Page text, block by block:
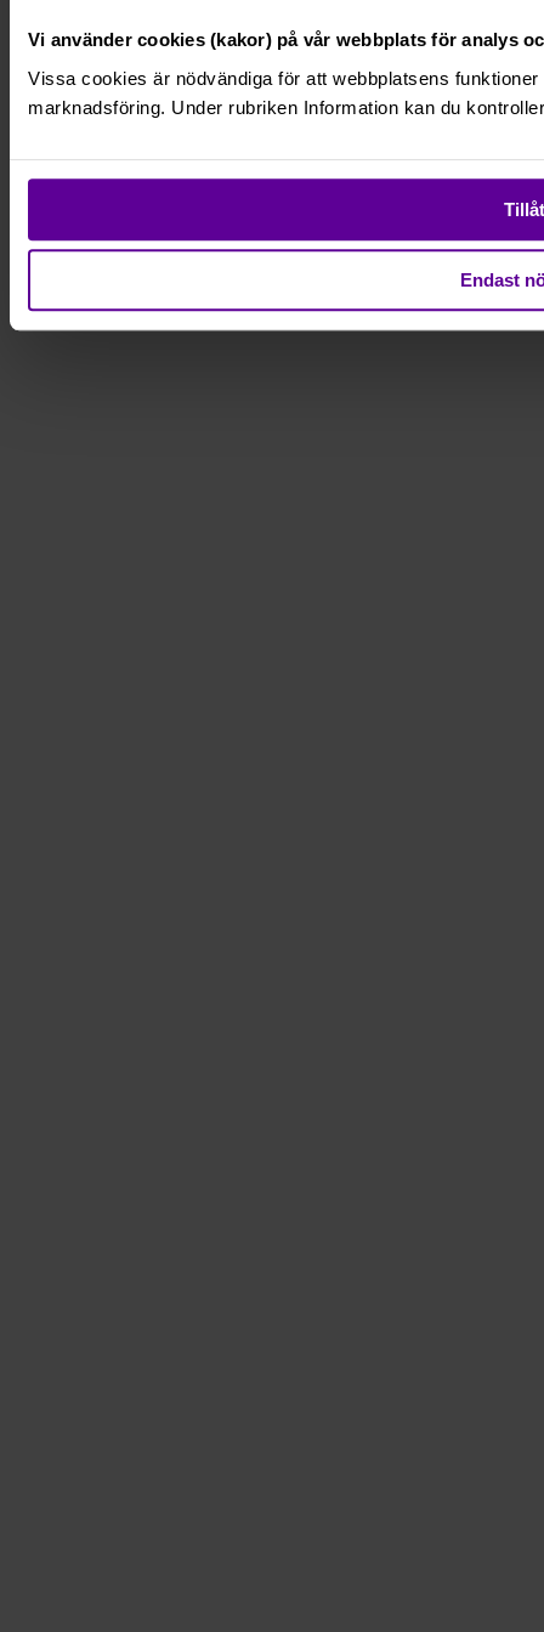
Vi använder cookies (kakor) på vår webbplats för analys
Vissa cookies är nödvändiga för att webbplatsens
marknadsföring. Under rubriken Information kan du
Endast